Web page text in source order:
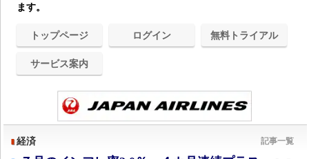
ます。
トップページ ログイン 無料トライアル
サービス案内
経済 記事一覧